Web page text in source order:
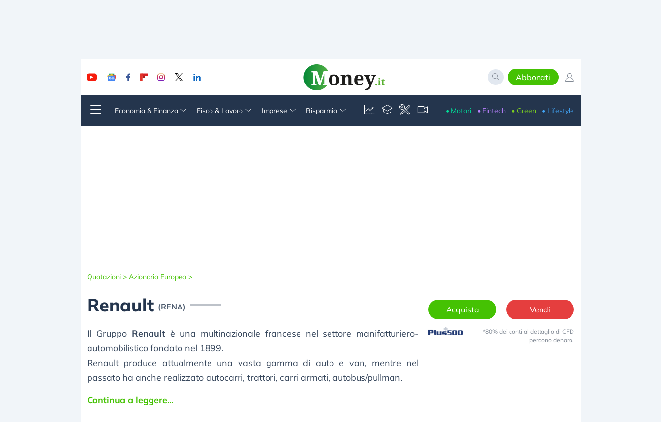
Abbonati
Economia & Finanza Fisco & Lavoro Imprese Risparmio • Motori • Fintech • Green • Lifestyle
Quotazioni > Azionario Europeo >
Renault (RENA)
Il Gruppo Renaultè una multinazionale francese nel settore manifatturiero-
automobilistico fondato nel 1899.
Renault produce attualmente una vasta gamma di auto e van, mentre nel
passato ha anche realizzato autocarri, trattori, carri armati, autobus/pullman.
Continua a leggere...
Acquista Vendi
*80% dei conti al dettaglio di CFD
perdono denaro.